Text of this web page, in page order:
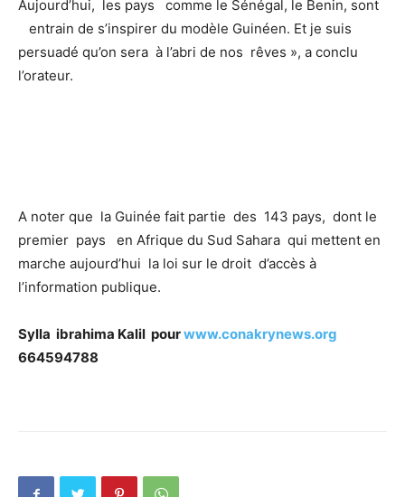
Aujourd’hui, les pays comme le Sénégal, le Benin, sont
entrain de s’inspirer du modèle Guinéen. Et je suis
persuadé qu’on sera à l’abri de nos rêves », a conclu
l’orateur.
A noter que la Guinée fait partie des 143 pays, dont le
premier pays en Afrique du Sud Sahara qui mettent en
marche aujourd’hui la loi sur le droit d’accès à
l’information publique.
Sylla ibrahima Kalil pourwww.conakrynews.org
664594788